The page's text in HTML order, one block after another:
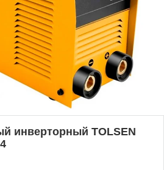
инверторный TOLSEN